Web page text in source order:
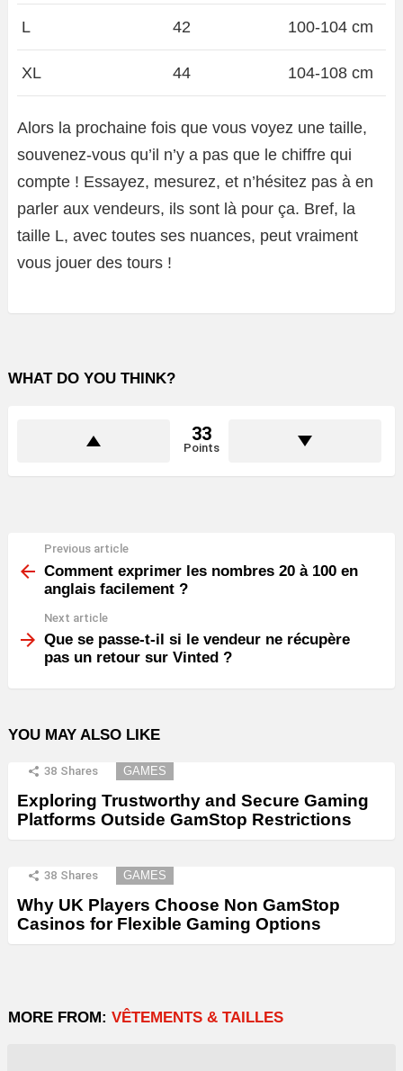
L 42 100-104 cm
XL 44 104-108 cm
Alors la prochaine fois que vous voyez une taille,
souvenez-vous qu’il n’y a pas que le chiffre qui
compte ! Essayez, mesurez, et n’hésitez pas à en
parler aux vendeurs, ils sont là pour ça. Bref, la
taille L, avec toutes ses nuances, peut vraiment
vous jouer des tours !
WHAT DO YOU THINK?
33
Points
more
Previous article
Comment exprimer les nombres 20 à 100 en
anglais facilement ?
Next article
Que se passe-t-il si le vendeur ne récupère
pas un retour sur Vinted ?
YOU MAY ALSO LIKE
38 Shares GAMES
Exploring Trustworthy and Secure Gaming
Platforms Outside GamStop Restrictions
38 Shares GAMES
Why UK Players Choose Non GamStop
Casinos for Flexible Gaming Options
MORE FROM: VÊTEMENTS & TAILLES